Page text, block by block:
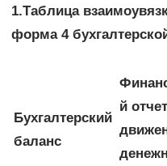
1.Таблица
форма 4
Бухгалтерский
баланс
й